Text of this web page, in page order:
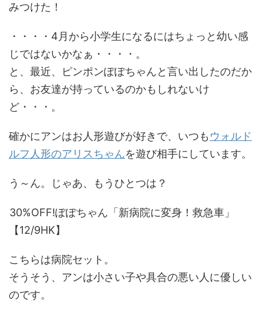
みつけた！
・・・・4月から小学生になるにはちょっと幼い感
じではないかなぁ・・・・。
と、最近、ピンポンぽぽちゃんと言い出したのだか
ら、お友達が持っているのかもしれないけ
ど・・・。
確かにアンはお人形遊びが好きで、いつも ウォルド
ルフ人形のアリスちゃんを遊び相手にしています。
う～ん。じゃあ、もうひとつは？
30%OFF!ぽぽちゃん「新病院に変身！救急車」
【12/9HK】
こちらは病院セット。
そうそう、アンは小さい子や具合の悪い人に優しい
のです。